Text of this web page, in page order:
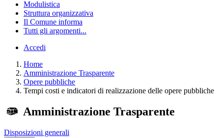
Modulistica
Struttura organizzativa
Il Comune informa
Tutti gli argomenti...
Accedi
Home
Amministrazione Trasparente
Opere pubbliche
Tempi costi e indicatori di realizzazione delle opere pubbliche
Amministrazione Trasparente
Disposizioni generali